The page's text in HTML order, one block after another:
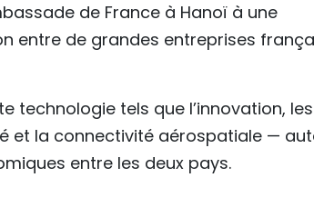
de France à Hanoï à une
entre de grandes entreprises
technologie tels que l’innovation, les
et la connectivité aérospatiale —
entre les deux pays.